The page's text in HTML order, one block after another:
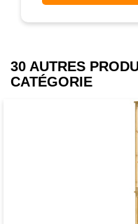
- Couleur : gris
- Matériaux
- Dim. totales :
- Dim.
- Charge max.
Kg (au total), 10
30 AUTRES
CATÉGORIE